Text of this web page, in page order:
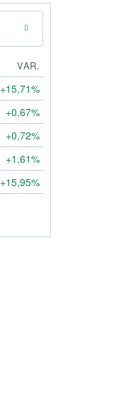
VAR.
+15,71%
+0,67%
+0,72%
+1,61%
+15,95%